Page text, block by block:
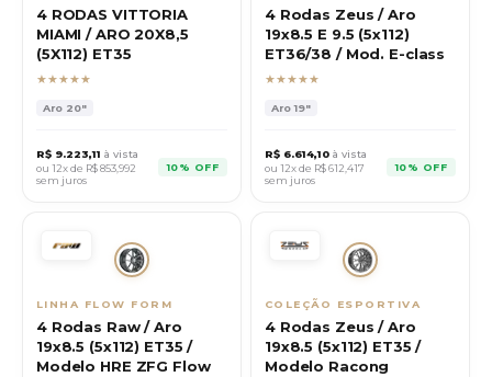
4 RODAS VITTORIA
MIAMI / ARO 20X8,5
(5X112) ET35
★★★★★
Aro 20"
R$ 9.223,11 à vista
ou 12x de R$853,992
sem juros
10% OFF
4 Rodas Zeus / Aro
19x8.5 E 9.5 (5x112)
ET36/38 / Mod. E-class
★★★★★
Aro19"
R$ 6.614,10 à vista
ou 12x de R$612,417
sem juros
10% OFF
LINHA FLOW FORM
4 Rodas Raw / Aro
19x8.5 (5x112) ET35 /
Modelo HRE ZFG Flow
COLEÇÃO ESPORTIVA
4 Rodas Zeus / Aro
19x8.5 (5x112) ET35 /
Modelo Racong